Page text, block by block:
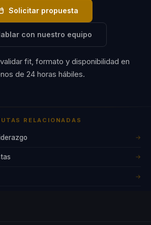
Solicitar propuesta
con nuestro equipo
fit, formato y disponibilidad en
de 24 horas hábiles.
RELACIONADAS
→
→
→